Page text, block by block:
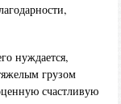
нуждается,
грузом
счастливую